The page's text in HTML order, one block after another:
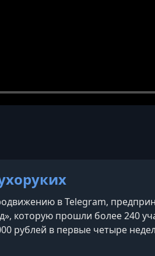
в Telegram,
которую прошли более 240
рублей в первые четыре